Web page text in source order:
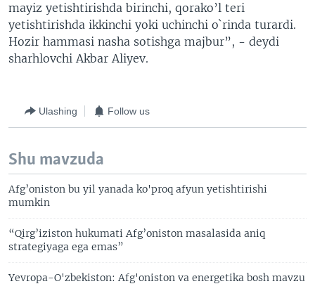
mayiz yetishtirishda birinchi, qorako’l teri
yetishtirishda ikkinchi yoki uchinchi o`rinda turardi.
Hozir hammasi nasha sotishga majbur”, - deydi
sharhlovchi Akbar Aliyev.
Ulashing Follow us
Shu mavzuda
Afg’oniston bu yil yanada ko'proq afyun yetishtirishi
mumkin
“Qirg’iziston hukumati Afg’oniston masalasida aniq
strategiyaga ega emas”
Yevropa-O'zbekiston: Afg'oniston va energetika bosh mavzu